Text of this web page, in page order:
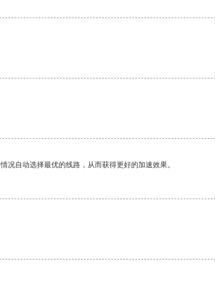
自动选择最优的线路，从而获得更好的加速效果。